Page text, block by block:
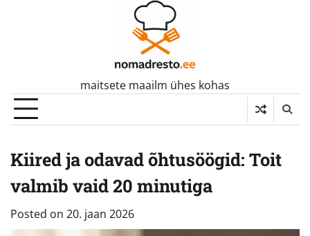
maitsete maailm ühes kohas
Kiired ja odavad õhtusöögid: Toit
valmib vaid 20 minutiga
Posted on 20. jaan 2026